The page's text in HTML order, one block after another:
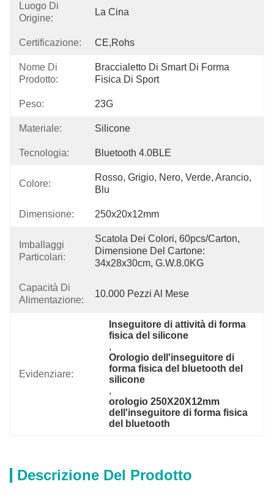
Luogo Di
Origine:
La Cina
Certificazione: CE,Rohs
Nome Di
Prodotto:
Braccialetto Di Smart Di Forma
Fisica Di Sport
Peso: 23G
Materiale: Silicone
Tecnologia: Bluetooth 4.0BLE
Colore:
Rosso, Grigio, Nero, Verde, Arancio,
Blu
Dimensione: 250x20x12mm
Imballaggi
Particolari:
Scatola Dei Colori, 60pcs/carton,
Dimensione Del Cartone:
34x28x30cm, G.W.8.0KG
Capacità Di
Alimentazione:
10.000 Pezzi Al Mese
Evidenziare:
Inseguitore di attività di forma
fisica del silicone
,
Orologio dell'inseguitore di
forma fisica del bluetooth del
silicone
,
orologio 250X20X12mm
dell'inseguitore di forma fisica
del bluetooth
Descrizione Del Prodotto